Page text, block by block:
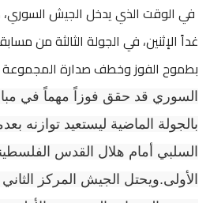
في الوقت الذي يدخل الجيش السوري،
غداً الإثنين، في الجولة الثالثة من
بطموح الفوز وخطف صدارة المجموعة
السوري قد حقق فوزاً مهماً في
بالجولة الماضية ليستعيد توازنه
السلبي أمام هلال القدس
الأولى.